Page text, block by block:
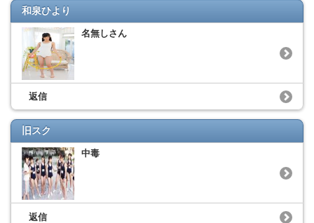
和泉ひより
名無しさん
返信
旧スク
中毒
返信